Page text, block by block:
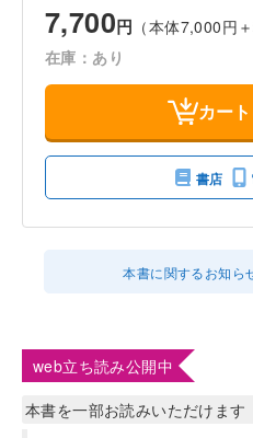
7,700円 （本体7,000円＋
在庫：あり
カー
書店
本書に関するお知ら
web立ち読み公開中
本書を一部お読みいただけます